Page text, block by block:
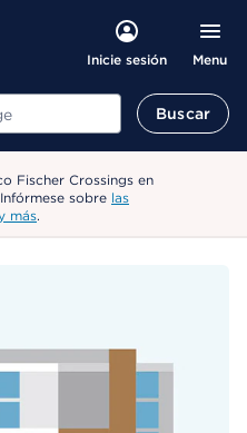
Inicie sesión Menu
Buscar
Fischer Crossings en
sobre las
más.